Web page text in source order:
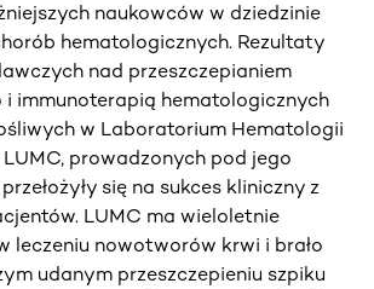
naukowców w dziedzinie
hematologicznych. Rezultaty
nad przeszczepianiem
i immunoterapią hematologicznych
w Laboratorium Hematologii
prowadzonych pod jego
się na sukces kliniczny z
LUMC ma wieloletnie
leczeniu nowotworów krwi i brało
udanym przeszczepieniu szpiku